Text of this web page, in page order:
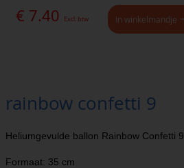
€ 7.40 Excl. btw In winkelmandje
rainbow confetti 9
Heliumgevulde ballon Rainbow Confetti 9
Formaat: 35 cm